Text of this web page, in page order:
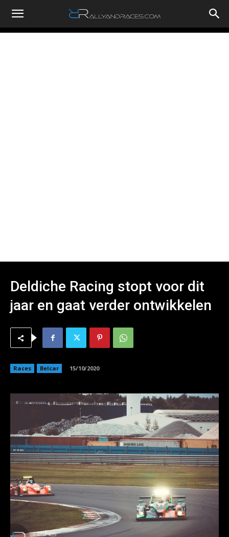
RallyandRaces.com
Deldiche Racing stopt voor dit
jaar en gaat verder ontwikkelen
Races Belcar 15/10/2020